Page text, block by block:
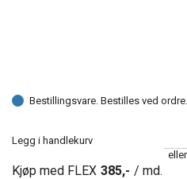
Bestillingsvare. Bestilles ved
Legg i handlekurv
eller
Kjøp med FLEX 385,- / md.